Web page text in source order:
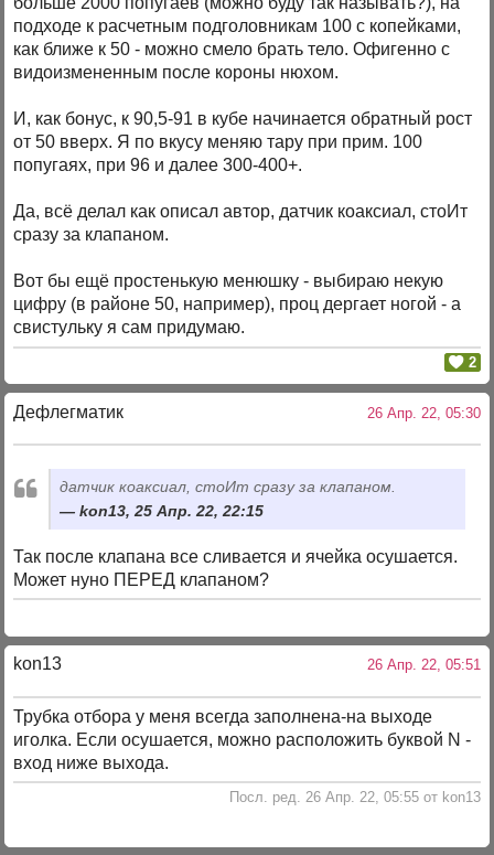
подходе к расчетным подголовникам 100 с копейками,
как ближе к 50 - можно смело брать тело. Офигенно с
видоизмененным после короны нюхом.
И, как бонус, к 90,5-91 в кубе начинается обратный рост
от 50 вверх. Я по вкусу меняю тару при прим. 100
попугаях, при 96 и далее 300-400+.
Да, всё делал как описал автор, датчик коаксиал, стоИт
сразу за клапаном.
Вот бы ещё простенькую менюшку - выбираю некую
цифру (в районе 50, например), проц дергает ногой - а
свистульку я сам придумаю.
2
Дефлегматик 26 Апр. 22, 05:30
датчик коаксиал, стоИт сразу за клапаном.
kon13, 25 Апр. 22, 22:15
Так после клапана все сливается и ячейка осушается.
Может нуно ПЕРЕД клапаном?
kon13 26 Апр. 22, 05:51
Трубка отбора у меня всегда заполнена-на выходе
иголка. Если осушается, можно расположить буквой N -
вход ниже выхода.
Посл. ред. 26 Апр. 22, 05:55 от kon13